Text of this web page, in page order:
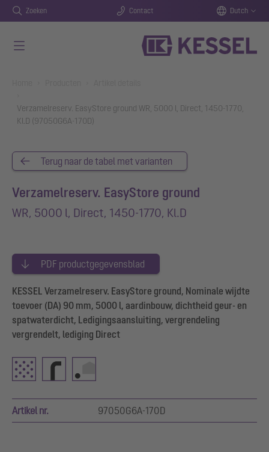
Zoeken Contact Dutch
Verzamelreserv. EasyStore ground WR, 5000 l, Direct, 1450-1770,
Kl.D (97050G6A-170D)
Terug naar de tabel met varianten
Verzamelreserv. EasyStore ground
WR, 5000 l, Direct, 1450-1770, Kl.D
PDF productgegevensblad
KESSEL Verzamelreserv. EasyStore ground, Nominale wijdte
toevoer (DA) 90 mm, 5000 l, aardinbouw, dichtheid geur- en
spatwaterdicht, Ledigingsaansluiting, vergrendeling
vergrendelt, lediging Direct
Artikel nr. 97050G6A-170D